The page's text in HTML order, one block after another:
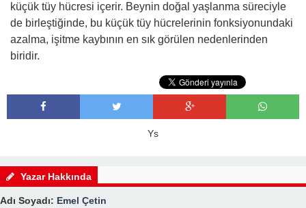
küçük tüy hücresi içerir. Beynin doğal yaşlanma süreciyle
de birleştiğinde, bu küçük tüy hücrelerinin fonksiyonundaki
azalma, işitme kaybının en sık görülen nedenlerinden
biridir.
Ys
Yazar Hakkında
Adı Soyadı: Emel Çetin